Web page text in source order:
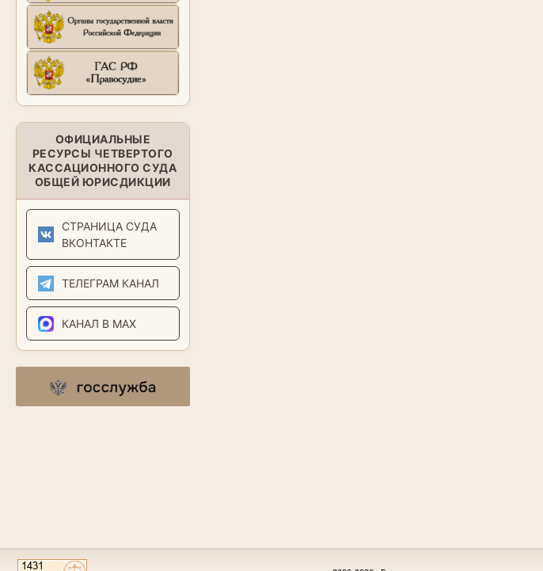
ОФИЦИАЛЬНЫЕ
РЕСУРСЫ ЧЕТВЕРТОГО
КАССАЦИОННОГО СУДА
ОБЩЕЙ ЮРИСДИКЦИИ
СТРАНИЦА СУДА
ВКОНТАКТЕ
ТЕЛЕГРАМ КАНАЛ
КАНАЛ В MAX